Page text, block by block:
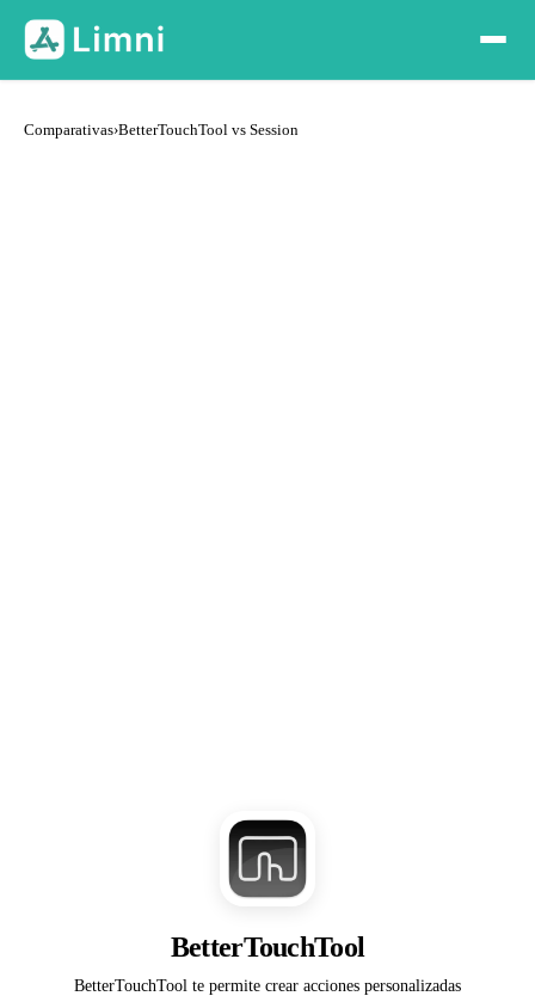
Comparativas›BetterTouchTool vs Session
BetterTouchTool
BetterTouchTool te permite crear acciones personalizadas